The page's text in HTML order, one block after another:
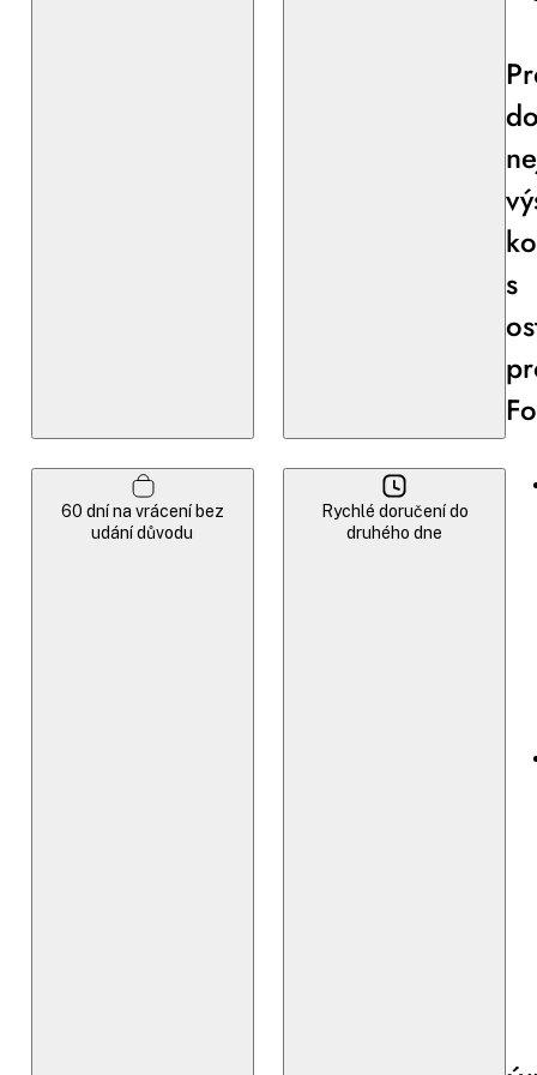
60 dní na vrácení bez
udání důvodu
Rychlé doručení do
druhého dne
s